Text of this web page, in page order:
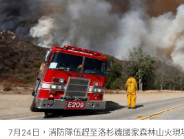
7月24日，消防隊伍趕至洛杉磯國家森林山火現